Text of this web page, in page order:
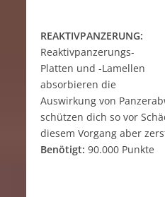
REAKTIVPANZERUNG:
Reaktivpanzerungs-
Platten und -Lamellen
absorbieren die
Auswirkung von
schützen dich so vor
diesem Vorgang aber
Benötigt: 90.000 Punkte